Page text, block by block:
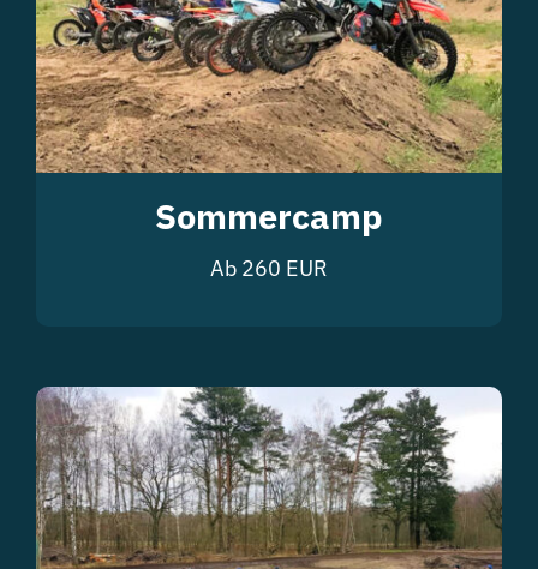
Sommercamp
Ab 260 EUR